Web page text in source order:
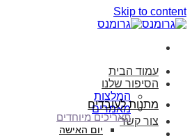
Skip to content
עמוד הבית
הסיפור שלנו
המלצות
מאמרים
צור קשר
מתנות לעובדים
תאריכים מיוחדים
יום האישה